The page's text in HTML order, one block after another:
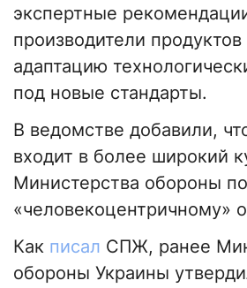
экспертные
производители
адаптацию
под новые стандарты.
В ведомстве добавили,
входит в более широкий
Министерства обороны по
«человекоцентричному»
Как писал СПЖ, ранее
обороны Украины